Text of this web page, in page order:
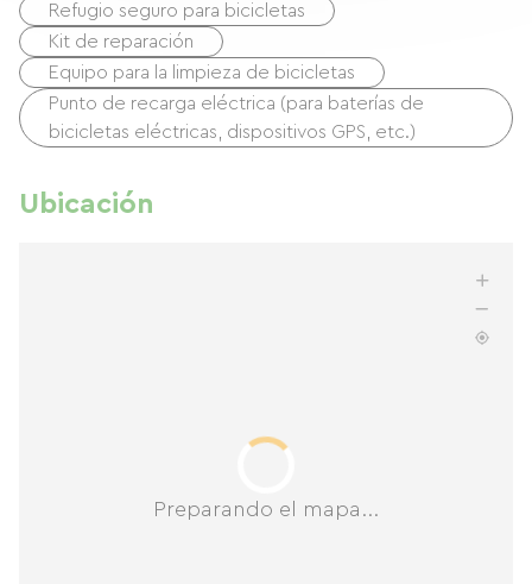
Refugio seguro para bicicletas
Kit de reparación
Equipo para la limpieza de bicicletas
Punto de recarga eléctrica (para baterías de
bicicletas eléctricas, dispositivos GPS, etc.)
Ubicación
Preparando el mapa...